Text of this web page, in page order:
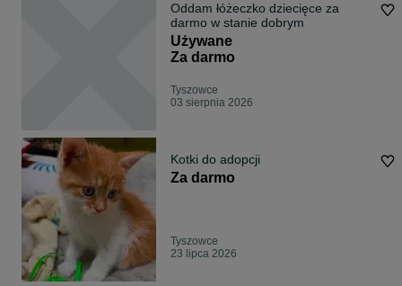
Oddam łóżeczko dziecięce za
darmo w stanie dobrym
Używane
Za darmo
Tyszowce
03 sierpnia 2026
Kotki do adopcji
Za darmo
Tyszowce
23 lipca 2026